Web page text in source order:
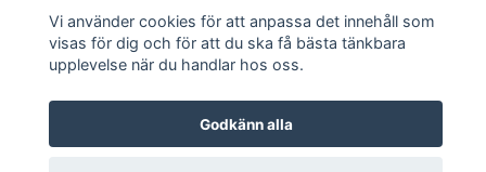
Vi använder cookies för att anpassa det innehåll som
visas för dig och för att du ska få bästa tänkbara
upplevelse när du handlar hos oss.
Godkänn alla